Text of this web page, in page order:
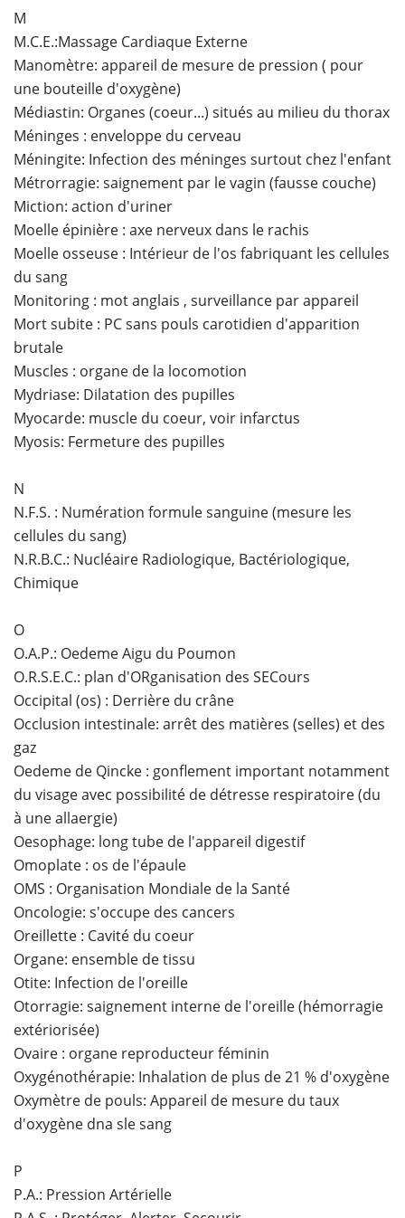
M
M.C.E.:Massage Cardiaque Externe
Manomètre: appareil de mesure de pression ( pour
une bouteille d'oxygène)
Médiastin: Organes (coeur...) situés au milieu du thorax
Méninges : enveloppe du cerveau
Méningite: Infection des méninges surtout chez l'enfant
Métrorragie: saignement par le vagin (fausse couche)
Miction: action d'uriner
Moelle épinière : axe nerveux dans le rachis
Moelle osseuse : Intérieur de l'os fabriquant les cellules
du sang
Monitoring : mot anglais , surveillance par appareil
Mort subite : PC sans pouls carotidien d'apparition
brutale
Muscles : organe de la locomotion
Mydriase: Dilatation des pupilles
Myocarde: muscle du coeur, voir infarctus
Myosis: Fermeture des pupilles
N
N.F.S. : Numération formule sanguine (mesure les
cellules du sang)
N.R.B.C.: Nucléaire Radiologique, Bactériologique,
Chimique
O
O.A.P.: Oedeme Aigu du Poumon
O.R.S.E.C.: plan d'ORganisation des SECours
Occipital (os) : Derrière du crâne
Occlusion intestinale: arrêt des matières (selles) et des
gaz
Oedeme de Qincke : gonflement important notamment
du visage avec possibilité de détresse respiratoire (du
à une allaergie)
Oesophage: long tube de l'appareil digestif
Omoplate : os de l'épaule
OMS : Organisation Mondiale de la Santé
Oncologie: s'occupe des cancers
Oreillette : Cavité du coeur
Organe: ensemble de tissu
Otite: Infection de l'oreille
Otorragie: saignement interne de l'oreille (hémorragie
extériorisée)
Ovaire : organe reproducteur féminin
Oxygénothérapie: Inhalation de plus de 21 % d'oxygène
Oxymètre de pouls: Appareil de mesure du taux
d'oxygène dna sle sang
P
P.A.: Pression Artérielle